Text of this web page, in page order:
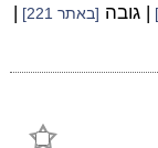
| גובה [באתר 221]
|